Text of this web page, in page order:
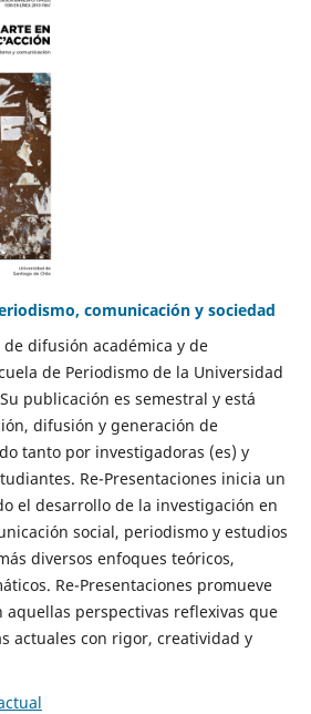
comunicación y sociedad
difusión académica y de
de Periodismo de la Universidad
publicación es semestral y está
difusión y generación de
tanto por investigadoras (es) y
Re-Presentaciones inicia un
el desarrollo de la investigación en
social, periodismo y estudios
diversos enfoques teóricos,
Re-Presentaciones promueve
aquellas perspectivas reflexivas que
actuales con rigor, creatividad y